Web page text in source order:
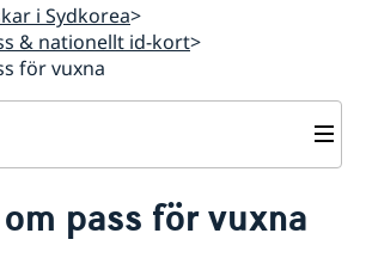
i Sydkorea
& nationellt id-kort
för vuxna
i Sydkorea
pass för vuxna